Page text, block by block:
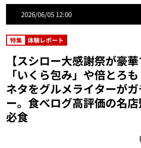
2026/06/05 12:00
特集 体験レポート
【スシロー大感謝祭が豪
「いくら包み」や倍とろ
ネタをグルメライターが
ー。食べログ高評価の名
必食